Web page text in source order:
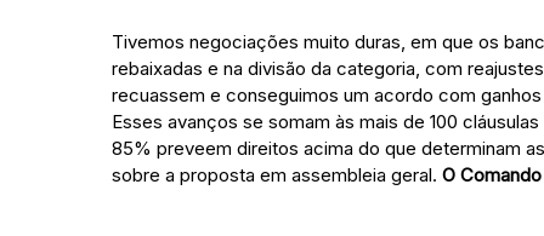
Tivemos negociações muito duras, em que os
rebaixadas e na divisão da categoria, com
recuassem e conseguimos um acordo com
Esses avanços se somam às mais de 100
85% preveem direitos acima do que determinam
sobre a proposta em assembleia geral. O